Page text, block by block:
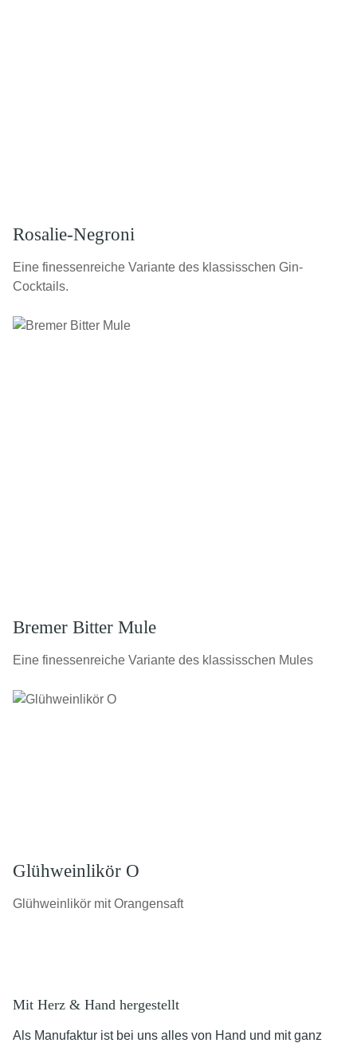
Rosalie-Negroni
Eine finessenreiche Variante des klassisschen Gin-
Cocktails.
Bremer Bitter Mule
Eine finessenreiche Variante des klassisschen Mules
Glühweinlikör O
Glühweinlikör mit Orangensaft
Mit Herz & Hand hergestellt
Als Manufaktur ist bei uns alles von Hand und mit ganz